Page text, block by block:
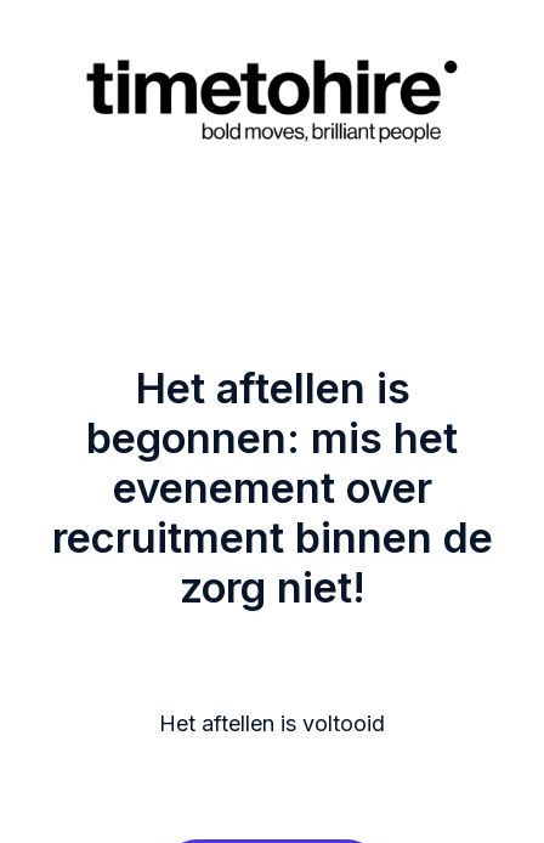
Het aftellen is
begonnen: mis het
evenement over
recruitment binnen de
zorg niet!
Het aftellen is voltooid